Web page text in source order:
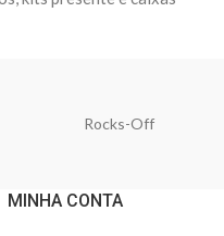
Rocks-Off
MINHA CONTA